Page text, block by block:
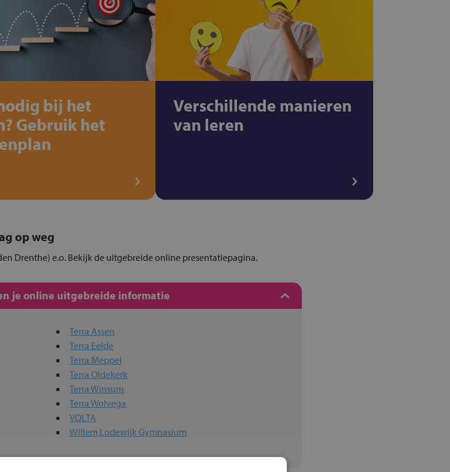
bij het
Gebruik het
Verschillende manieren
van leren
op weg
Drenthe) e.o. Bekijk de uitgebreide online presentatiepagina.
je online uitgebreide informatie
Terra Assen
Terra Eelde
Terra Meppel
Terra Oldekerk
Terra Winsum
Terra Wolvega
VOLTA
Willem Lodewijk Gymnasium